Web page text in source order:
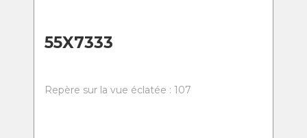
55X7333
Repère sur la vue éclatée : 107